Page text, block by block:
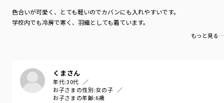
色合いが可愛く、とても軽いのでカバンにも入れやすいです。
学校内でも冷房で寒く、羽織としても着ています。
もっと見る…
くまさん
年代:30代
お子さまの性別:女の子
お子さまの年齢:6歳
カラー
／ピンク
性別タイプ
／
GIRL